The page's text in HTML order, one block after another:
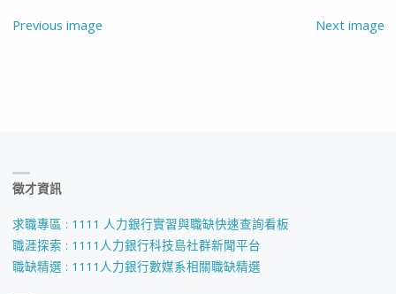
Previous image Next image
徵才資訊
求職專區 : 1111 人力銀行實習與職缺快速查詢看板
職涯探索 : 1111人力銀行科技島社群新聞平台
職缺精選 : 1111人力銀行數媒系相關職缺精選